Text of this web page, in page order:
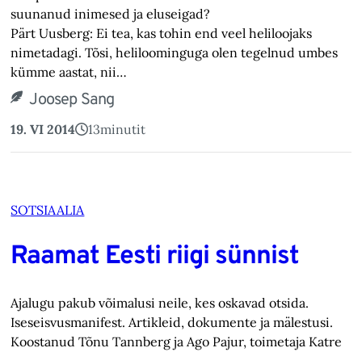
suunanud inimesed ja eluseigad?
Pärt Uusberg: Ei tea, kas tohin end veel heliloojaks
nimetadagi. Tõsi, heliloominguga olen tegelnud umbes
kümme aastat, nii…
Joosep Sang
19. VI 2014 13minutit
SOTSIAALIA
Raamat Eesti riigi sünnist
Ajalugu pakub võimalusi neile, kes oskavad otsida.
Iseseisvusmanifest. Artikleid, dokumente ja mälestusi.
Koostanud Tõnu Tannberg ja Ago Pajur, toimetaja Katre